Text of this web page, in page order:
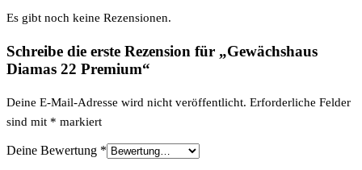
Es gibt noch keine Rezensionen.
Schreibe die erste Rezension für „Gewächshaus
Diamas 22 Premium“
Deine E-Mail-Adresse wird nicht veröffentlicht. Erforderliche Felder
sind mit * markiert
Deine Bewertung *